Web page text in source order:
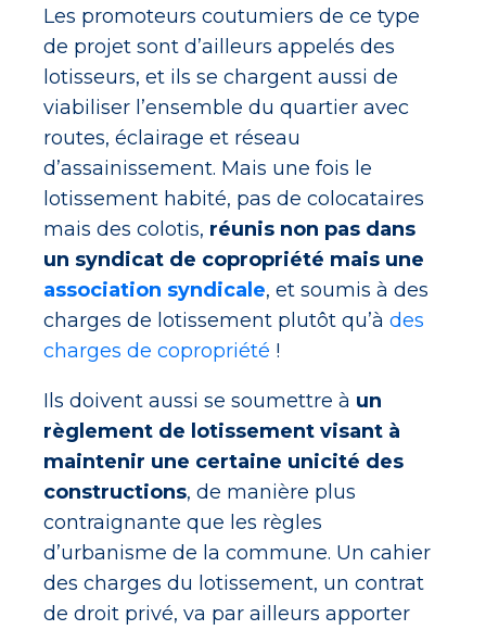
Les promoteurs coutumiers de ce type
de projet sont d’ailleurs appelés des
lotisseurs, et ils se chargent aussi de
viabiliser l’ensemble du quartier avec
routes, éclairage et réseau
d’assainissement. Mais une fois le
lotissement habité, pas de colocataires
mais des colotis, réunis non pas dans
un syndicat de copropriété mais une
association syndicale, et soumis à des
charges de lotissement plutôt qu’à des
charges de copropriété !
Ils doivent aussi se soumettre à un
règlement de lotissement visant à
maintenir une certaine unicité des
constructions, de manière plus
contraignante que les règles
d’urbanisme de la commune. Un cahier
des charges du lotissement, un contrat
de droit privé, va par ailleurs apporter